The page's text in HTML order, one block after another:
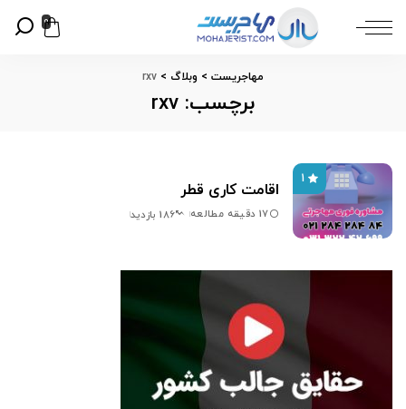
0
مهاجریست > وبلاگ >
rxv
برچسب: rxv
1
اقامت کاری قطر
17 دقیقه مطالعه 186 بازدید